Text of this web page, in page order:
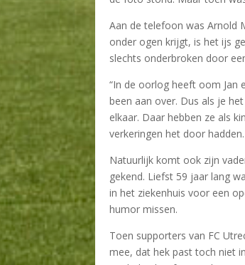
Aan de telefoon was Arnold
onder ogen krijgt, is het ijs
slechts onderbroken door
“In de oorlog heeft oom Jan
been aan over. Dus als je
elkaar. Daar hebben ze als
verkeringen het door
Natuurlijk komt ook zijn
gekend. Liefst 59 jaar lang
in het ziekenhuis voor een
humor missen.
Toen supporters van FC
mee, dat hek past toch niet